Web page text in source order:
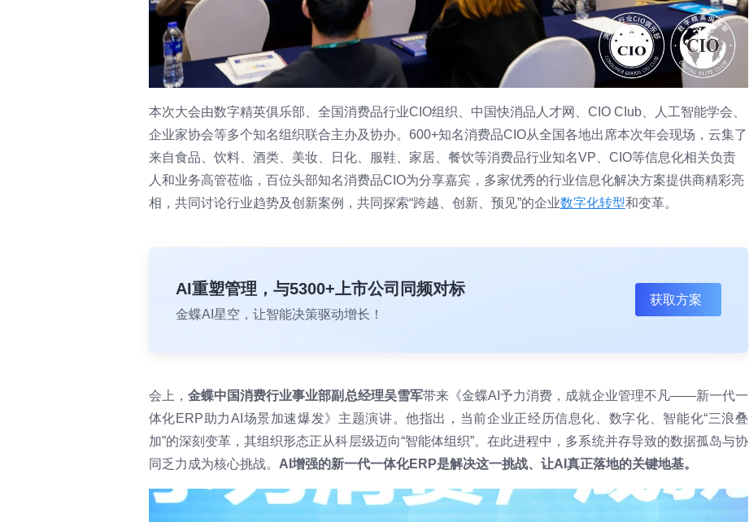
本次大会由数字精英俱乐部、全国消费品行业CIO组织、中国快消品人才网、CIO CIub、人工智能学会、
企业家协会等多个知名组织联合主办及协办。600+知名消费品CIO从全国各地出席本次年会现场，云集了
来自食品、饮料、酒类、美妆、日化、服鞋、家居、餐饮等消费品行业知名VP、CIO等信息化相关负责
人和业务高管莅临，百位头部知名消费品CIO为分享嘉宾，多家优秀的行业信息化解决方案提供商精彩亮
相，共同讨论行业趋势及创新案例，共同探索“跨越、创新、预见”的企业数字化转型和变革。
AI重塑管理，与5300+上市公司同频对标
金蝶AI星空，让智能决策驱动增长！
获取方案
会上， 金蝶中国消费行业事业部副总经理吴雪军带来《金蝶AI予力消费，成就企业管理不凡——新一代一
体化ERP助力AI场景加速爆发》主题演讲。他指出，当前企业正经历信息化、数字化、智能化“三浪叠
加”的深刻变革，其组织形态正从科层级迈向“智能体组织”。在此进程中，多系统并存导致的数据孤岛与协
同乏力成为核心挑战。 AI增强的新一代一体化ERP是解决这一挑战、让AI真正落地的关键地基。